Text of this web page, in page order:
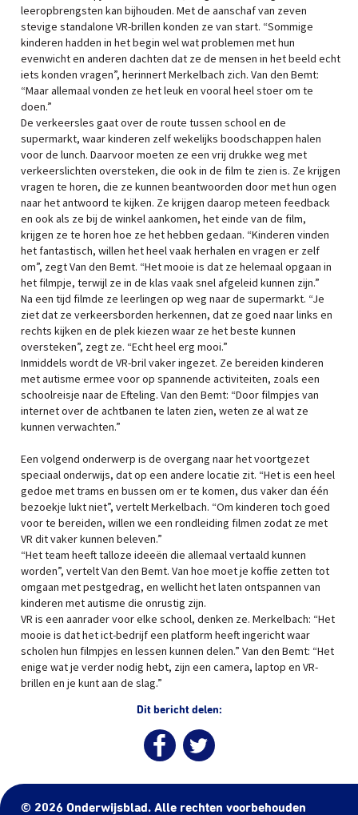
leeropbrengsten kan bijhouden. Met de aanschaf van zeven
stevige standalone VR-brillen konden ze van start. “Sommige
kinderen hadden in het begin wel wat problemen met hun
evenwicht en anderen dachten dat ze de mensen in het beeld echt
iets konden vragen”, herinnert Merkelbach zich. Van den Bemt:
“Maar allemaal vonden ze het leuk en vooral heel stoer om te
doen.”
De verkeersles gaat over de route tussen school en de
supermarkt, waar kinderen zelf wekelijks boodschappen halen
voor de lunch. Daarvoor moeten ze een vrij drukke weg met
verkeerslichten oversteken, die ook in de film te zien is. Ze krijgen
vragen te horen, die ze kunnen beantwoorden door met hun ogen
naar het antwoord te kijken. Ze krijgen daarop meteen feedback
en ook als ze bij de winkel aankomen, het einde van de film,
krijgen ze te horen hoe ze het hebben gedaan. “Kinderen vinden
het fantastisch, willen het heel vaak herhalen en vragen er zelf
om”, zegt Van den Bemt. “Het mooie is dat ze helemaal opgaan in
het filmpje, terwijl ze in de klas vaak snel afgeleid kunnen zijn.”
Na een tijd filmde ze leerlingen op weg naar de supermarkt. “Je
ziet dat ze verkeersborden herkennen, dat ze goed naar links en
rechts kijken en de plek kiezen waar ze het beste kunnen
oversteken”, zegt ze. “Echt heel erg mooi.”
Inmiddels wordt de VR-bril vaker ingezet. Ze bereiden kinderen
met autisme ermee voor op spannende activiteiten, zoals een
schoolreisje naar de Efteling. Van den Bemt: “Door filmpjes van
internet over de achtbanen te laten zien, weten ze al wat ze
kunnen verwachten.”
Een volgend onderwerp is de overgang naar het voortgezet
speciaal onderwijs, dat op een andere locatie zit. “Het is een heel
gedoe met trams en bussen om er te komen, dus vaker dan één
bezoekje lukt niet”, vertelt Merkelbach. “Om kinderen toch goed
voor te bereiden, willen we een rondleiding filmen zodat ze met
VR dit vaker kunnen beleven.”
“Het team heeft talloze ideeën die allemaal vertaald kunnen
worden”, vertelt Van den Bemt. Van hoe moet je koffie zetten tot
omgaan met pestgedrag, en wellicht het laten ontspannen van
kinderen met autisme die onrustig zijn.
VR is een aanrader voor elke school, denken ze. Merkelbach: “Het
mooie is dat het ict-bedrijf een platform heeft ingericht waar
scholen hun filmpjes en lessen kunnen delen.” Van den Bemt: “Het
enige wat je verder nodig hebt, zijn een camera, laptop en VR-
brillen en je kunt aan de slag.”
Dit bericht delen:
© 2026 Onderwijsblad. Alle rechten voorbehouden